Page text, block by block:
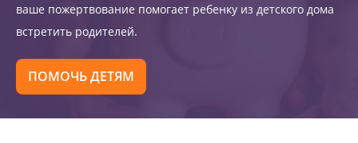
ваше пожертвование помогает ребенку из детского дома
встретить родителей.
ПОМОЧЬ ДЕТЯМ